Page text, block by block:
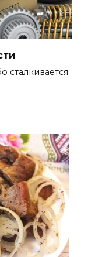
сталкивается